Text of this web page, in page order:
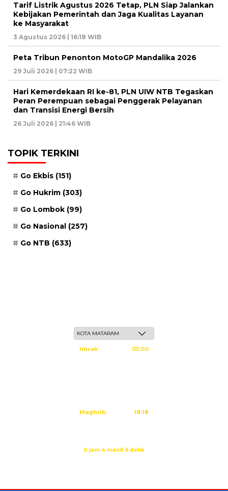
Tarif Listrik Agustus 2026 Tetap, PLN Siap Jalankan
Kebijakan Pemerintah dan Jaga Kualitas Layanan
ke Masyarakat
3 Agustus 2026 | 16:18 WIB
Peta Tribun Penonton MotoGP Mandalika 2026
29 Juli 2026 | 07:22 WIB
Hari Kemerdekaan RI ke-81, PLN UIW NTB Tegaskan
Peran Perempuan sebagai Penggerak Pelayanan
dan Transisi Energi Bersih
26 Juli 2026 | 21:46 WIB
TOPIK TERKINI
Go Ekbis (151)
Go Hukrim (303)
Go Lombok (99)
Go Nasional (257)
Go NTB (633)
Imsak 05:00
Maghrib 18:18
0 jam 4 menit 9 detik